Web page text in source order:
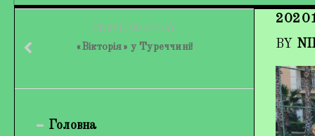
Кохно Вікторія Вікторівна
Гірієнко Ірина Михайлівна
BY
PREVIOUS STORY
«Вікторія» у Туреччині!
Головна